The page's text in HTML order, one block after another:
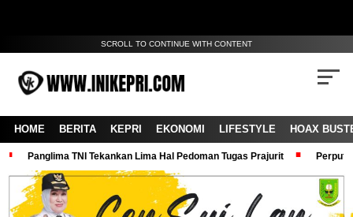
SCROLL TO CONTINUE WITH CONTENT
HOME BERITA KEPRI EKONOMI LIFESTYLE HOAX
Panglima TNI Tekankan Lima Hal Pedoman Tugas Prajurit